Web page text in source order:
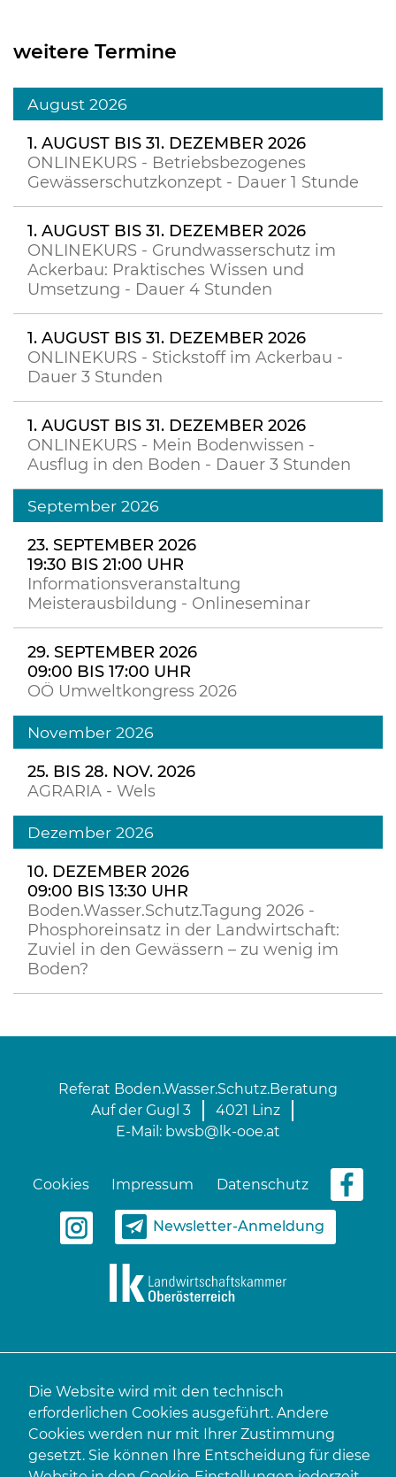
weitere Termine
August 2026
1. AUGUST BIS 31. DEZEMBER 2026
ONLINEKURS - Betriebsbezogenes
Gewässerschutzkonzept - Dauer 1 Stunde
1. AUGUST BIS 31. DEZEMBER 2026
ONLINEKURS - Grundwasserschutz im
Ackerbau: Praktisches Wissen und
Umsetzung - Dauer 4 Stunden
1. AUGUST BIS 31. DEZEMBER 2026
ONLINEKURS - Stickstoff im Ackerbau -
Dauer 3 Stunden
1. AUGUST BIS 31. DEZEMBER 2026
ONLINEKURS - Mein Bodenwissen -
Ausflug in den Boden - Dauer 3 Stunden
September 2026
23. SEPTEMBER 2026
19:30 BIS 21:00 UHR
Informationsveranstaltung
Meisterausbildung - Onlineseminar
29. SEPTEMBER 2026
09:00 BIS 17:00 UHR
OÖ Umweltkongress 2026
November 2026
25. BIS 28. NOV. 2026
AGRARIA - Wels
Dezember 2026
10. DEZEMBER 2026
09:00 BIS 13:30 UHR
Boden.Wasser.Schutz.Tagung 2026 -
Phosphoreinsatz in der Landwirtschaft:
Zuviel in den Gewässern – zu wenig im
Boden?
Referat Boden.Wasser.Schutz.Beratung
Auf der Gugl 3
4021 Linz
E-Mail: bwsb@lk-ooe.at
Cookies Impressum Datenschutz
Newsletter-Anmeldung
Die Website wird mit den technisch
erforderlichen Cookies ausgeführt. Andere
Cookies werden nur mit Ihrer Zustimmung
gesetzt. Sie können Ihre Entscheidung für diese